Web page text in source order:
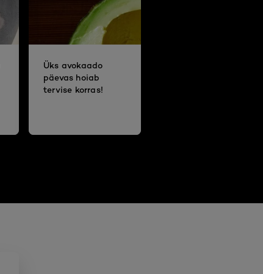
Üks avokaado
päevas hoiab
tervise korras!